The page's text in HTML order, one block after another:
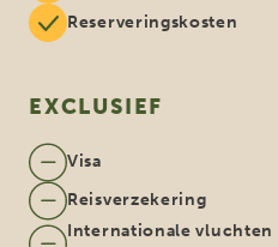
Reserveringskosten
EXCLUSIEF
Visa
Reisverzekering
Internationale vluchten